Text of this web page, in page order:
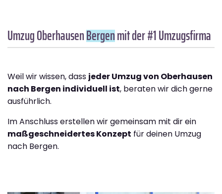
Umzug OberhausenBergenmit der #1 Umzugsfirma
Weil wir wissen, dass jeder Umzug von Oberhausen
nach Bergen individuell ist, beraten wir dich gerne
ausführlich.
Im Anschluss erstellen wir gemeinsam mit dir ein
maßgeschneidertes Konzept für deinen Umzug
nach Bergen.